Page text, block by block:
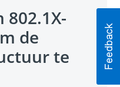
802.1X-
de
te